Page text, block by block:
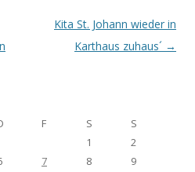
Kita St. Johann wieder in
Karthaus zuhaus´ →
F S
S
1
2
7 8
9